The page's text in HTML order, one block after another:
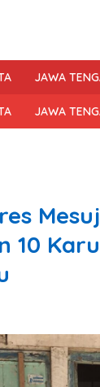
JAWA
JAWA
10